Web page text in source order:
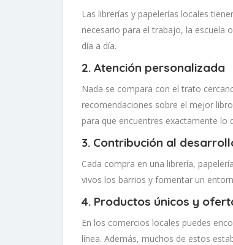
Las librerías y papelerías locales
necesario para el trabajo, la escuela
día a día.
2. Atención personalizada
Nada se compara con el trato
recomendaciones sobre el mejor
para que encuentres exactamente lo
3. Contribución al
Cada compra en una librería,
vivos los barrios y fomentar un
4. Productos únicos y
En los comercios locales puedes
línea. Además, muchos de estos